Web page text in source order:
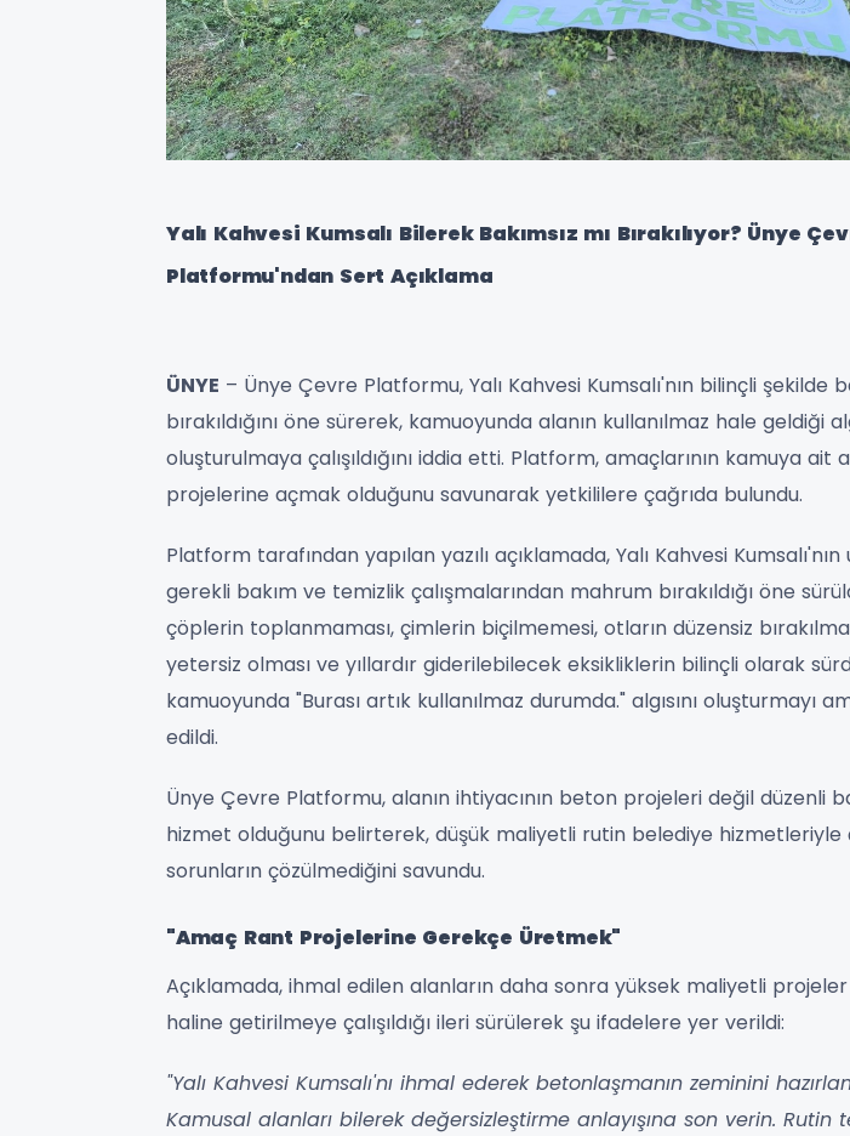
Yalı Kahvesi Kumsalı Bilerek Bakımsız mı Bırakılıyor? Ünye
Platformu'ndan Sert Açıklama
ÜNYE – Ünye Çevre Platformu, Yalı Kahvesi Kumsalı'nın bilinçli şekilde
bırakıldığını öne sürerek, kamuoyunda alanın kullanılmaz hale geldiği
oluşturulmaya çalışıldığını iddia etti. Platform, amaçlarının kamuya ait
projelerine açmak olduğunu savunarak yetkililere çağrıda bulundu.
Platform tarafından yapılan yazılı açıklamada, Yalı Kahvesi
gerekli bakım ve temizlik çalışmalarından mahrum bırakıldığı öne
çöplerin toplanmaması, çimlerin biçilmemesi, otların düzensiz
yetersiz olması ve yıllardır giderilebilecek eksikliklerin bilinçli olarak
kamuoyunda "Burası artık kullanılmaz durumda." algısını oluşturmayı
edildi.
Ünye Çevre Platformu, alanın ihtiyacının beton projeleri değil düzenli
hizmet olduğunu belirterek, düşük maliyetli rutin belediye hizmetleriyle
sorunların çözülmediğini savundu.
"Amaç Rant Projelerine Gerekçe Üretmek"
Açıklamada, ihmal edilen alanların daha sonra yüksek maliyetli
haline getirilmeye çalışıldığı ileri sürülerek şu ifadelere yer verildi:
"Yalı Kahvesi Kumsalı'nı ihmal ederek betonlaşmanın zeminini
Kamusal alanları bilerek değersizleştirme anlayışına son verin. Rutin